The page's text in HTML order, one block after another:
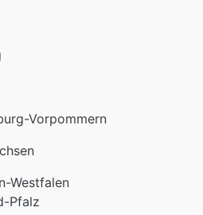
Vorpommern
Westfalen
Pfalz